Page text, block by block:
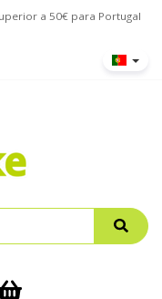
a 50€ para Portugal